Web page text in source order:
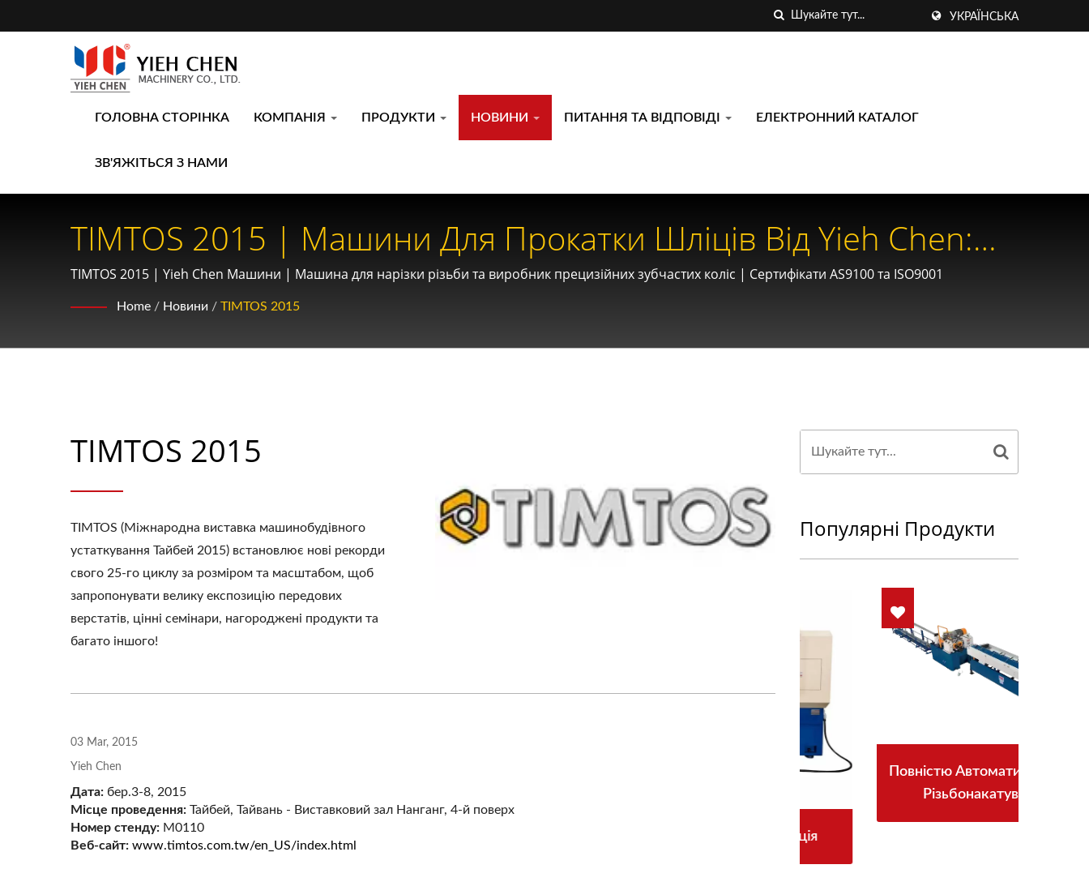
УКРАЇНСЬКА
ГОЛОВНА СТОРІНКА КОМПАНІЯ ПРОДУКТИ НОВИНИ ПИТАННЯ ТА ВІДПОВІДІ ЕЛЕКТРОННИЙ КАТАЛОГ
ЗВ'ЯЖІТЬСЯ З НАМИ
TIMTOS 2015 | Машини Для Прокатки Шліців Від Yieh Chen:
Необхідне Обладнання Для Автомобільних Та Аерокосмічних
Трансмісій
TIMTOS 2015 | Yieh Chen Машини | Машина для нарізки різьби та виробник прецизійних зубчастих коліс | Сертифікати AS9100 та ISO9001
Home / Новини / TIMTOS 2015
TIMTOS 2015
TIMTOS (Міжнародна виставка машинобудівного
устаткування Тайбей 2015) встановлює нові рекорди
свого 25-го циклу за розміром та масштабом, щоб
запропонувати велику експозицію передових
верстатів, цінні семінари, нагороджені продукти та
багато іншого!
03 Mar, 2015
Yieh Chen
Дата: бер.3-8, 2015
Місце проведення: Тайбей, Тайвань - Виставковий зал Нанганг, 4-й поверх
Номер стенду: M0110
Веб-сайт: www.timtos.com.tw/en_US/index.html
Популярні Продукти
YC-1200 Цифровізація
Повністю Автоматична Серія
Різьбонакатування